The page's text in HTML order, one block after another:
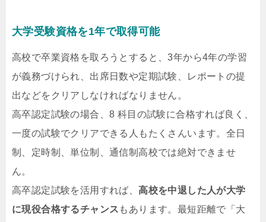
大学受験資格を1年で取得可能
高校で卒業資格を取ろうとすると、3年から4年の学習
が義務づけられ、出席日数や定期試験、レポートの提
出などをクリアしなければなりません。
高卒認定試験の場合、8 科目の試験に合格すれば良く、
一度の試験でクリアできる人もたくさんいます。全日
制、定時制、単位制、通信制高校では絶対できませ
ん。
高卒認定試験を活用すれば、高校を中退した人が大学
に現役合格するチャンス もあります。最短距離で「大